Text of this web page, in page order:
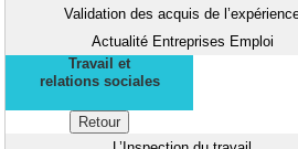
Validation des acquis de
Actualité Entreprises Emploi
Travail et
relations sociales
Retour